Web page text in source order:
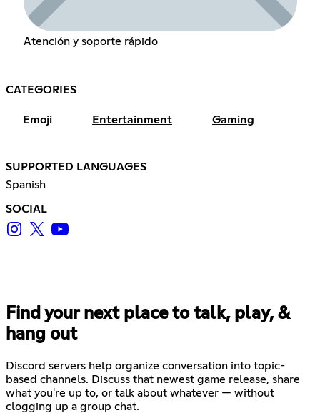
Atención y soporte rápido
CATEGORIES
Emoji Entertainment Gaming
SUPPORTED LANGUAGES
Spanish
SOCIAL
Find your next place to talk, play, &
hang out
Discord servers help organize conversation into topic-
based channels. Discuss that newest game release, share
what you're up to, or talk about whatever — without
clogging up a group chat.